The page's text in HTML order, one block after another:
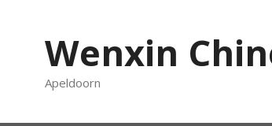
Wenxin
Apeldoorn